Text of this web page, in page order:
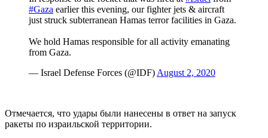
#Gaza earlier this evening, our fighter jets & aircraft
just struck subterranean Hamas terror facilities in Gaza.
We hold Hamas responsible for all activity emanating
from Gaza.
— Israel Defense Forces (@IDF) August 2, 2020
Отмечается, что удары были нанесены в ответ на запуск
ракеты по израильской территории.